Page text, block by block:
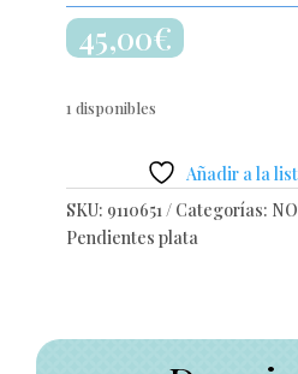
45,00€
1 disponibles
Añadir a la
SKU: 9110651 Categorías:
Pendientes plata